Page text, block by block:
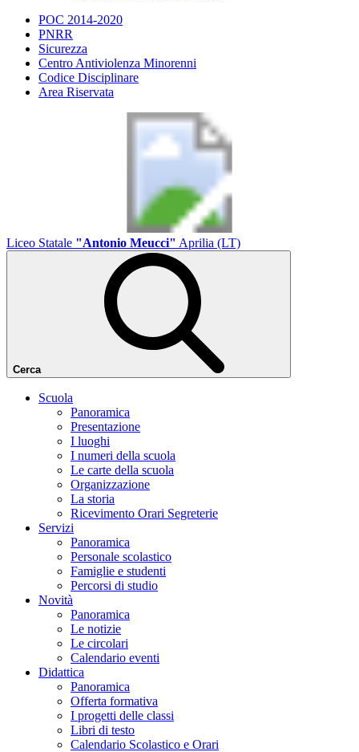
POC 2014-2020
PNRR
Sicurezza
Centro Antiviolenza Minorenni
Codice Disciplinare
Area Riservata
Liceo Statale "Antonio Meucci" Aprilia (LT)
Cerca
Scuola
Panoramica
Presentazione
I luoghi
I numeri della scuola
Le carte della scuola
Organizzazione
La storia
Ricevimento Orari Segreterie
Servizi
Panoramica
Personale scolastico
Famiglie e studenti
Percorsi di studio
Novità
Panoramica
Le notizie
Le circolari
Calendario eventi
Didattica
Panoramica
Offerta formativa
I progetti delle classi
Libri di testo
Calendario Scolastico e Orari